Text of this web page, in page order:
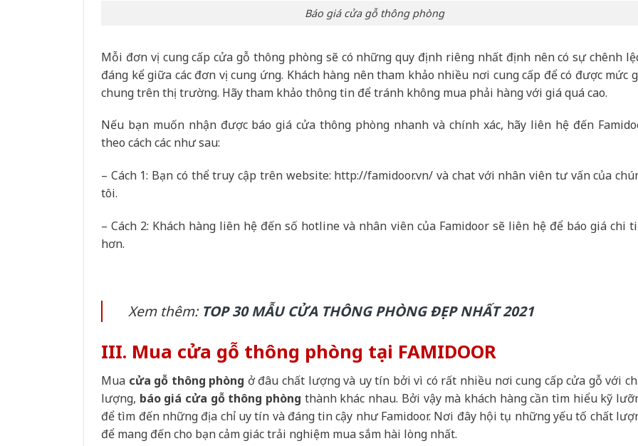
Báo giá cửa gỗ thông phòng
Mỗi đơn vị cung cấp cửa gỗ thông phòng sẽ có những quy định riêng nhất định nên có sự chênh
đáng kể giữa các đơn vị cung ứng. Khách hàng nên tham khảo nhiều nơi cung cấp để có được mức
chung trên thị trường. Hãy tham khảo thông tin để tránh không mua phải hàng với giá quá cao.
Nếu bạn muốn nhận được báo giá cửa thông phòng nhanh và chính xác, hãy liên hệ đến
theo cách các như sau:
– Cách 1: Bạn có thể truy cập trên website: http://famidoor.vn/ và chat với nhân viên tư vấn của
tôi.
– Cách 2: Khách hàng liên hệ đến số hotline và nhân viên của Famidoor sẽ liên hệ để báo giá chi
hơn.
Xem thêm: TOP 30 MẪU CỬA THÔNG PHÒNG ĐẸP NHẤT 2021
III. Mua cửa gỗ thông phòng tại FAMIDOOR
Mua cửa gỗ thông phòng ở đâu chất lượng và uy tín bởi vì có rất nhiều nơi cung cấp cửa gỗ với
lượng, báo giá cửa gỗ thông phòng thành khác nhau. Bởi vậy mà khách hàng cần tìm hiểu kỹ
để tìm đến những địa chỉ uy tín và đáng tin cậy như Famidoor. Nơi đây hội tụ những yếu tố chất
để mang đến cho bạn cảm giác trải nghiệm mua sắm hài lòng nhất.